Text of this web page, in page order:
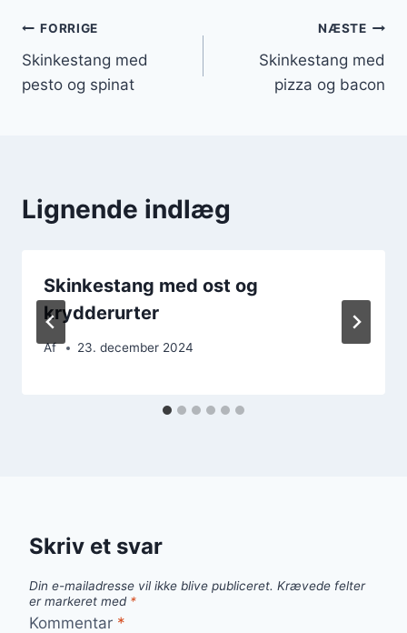
Indlægsnavigation
FORRIGE
Skinkestang med
pesto og spinat
NÆSTE
Skinkestang med
pizza og bacon
Lignende indlæg
Skinkestang med ost og
krydderurter
Af 23. december 2024
Skriv et svar
Din e-mailadresse vil ikke blive publiceret. Krævede felter
er markeret med *
Kommentar *